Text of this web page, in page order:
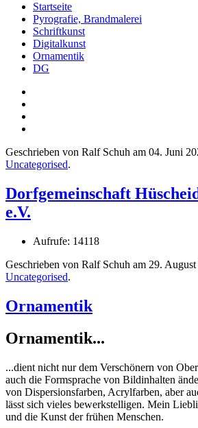
Startseite
Pyrografie, Brandmalerei
Schriftkunst
Digitalkunst
Ornamentik
DG
Geschrieben von Ralf Schuh am 04. Juni
Uncategorised.
Dorfgemeinschaft
e.V.
Aufrufe: 14118
Geschrieben von Ralf Schuh am 29. August
Uncategorised.
Ornamentik
Ornamentik...
...dient nicht nur dem Verschönern von
auch die Formsprache von Bildinhalten
von Dispersionsfarben, Acrylfarben, aber
lässt sich vieles bewerkstelligen. Mein
und die Kunst der frühen Menschen.